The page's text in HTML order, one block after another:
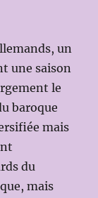
un
une saison
le
baroque
mais
du
mais